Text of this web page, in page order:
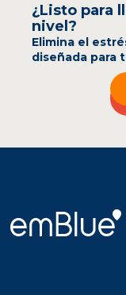
¿Listo para
nivel?
Elimina el
diseñada para